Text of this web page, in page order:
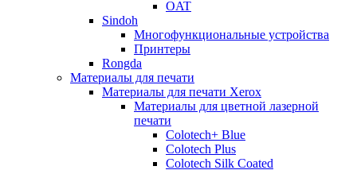
OAT
Sindoh
Многофункциональные устройства
Принтеры
Rongda
Материалы для печати
Материалы для печати Xerox
Материалы для цветной лазерной
печати
Colotech+ Blue
Сolotech Plus
Colotech Silk Coated